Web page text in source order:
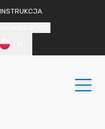
INSTRUKCJA